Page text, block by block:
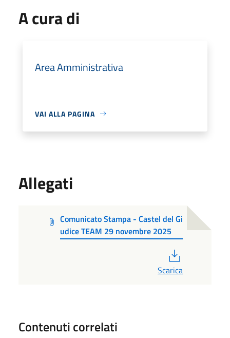
A cura di
Area Amministrativa
VAI ALLA PAGINA
Allegati
Comunicato Stampa - Castel del Gi
udice TEAM 29 novembre 2025
Scarica
Contenuti correlati